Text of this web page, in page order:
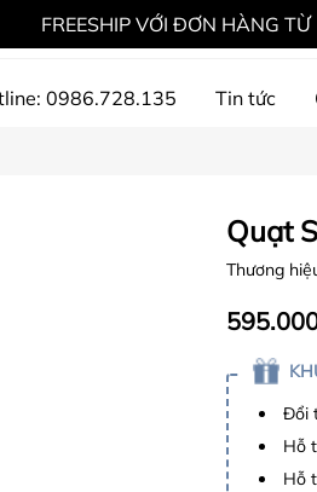
FREESHIP VỚI ĐƠN HÀNG
0986.728.135 Tin tức
Quạt
Thương
Đổi
Hỗ
Hỗ